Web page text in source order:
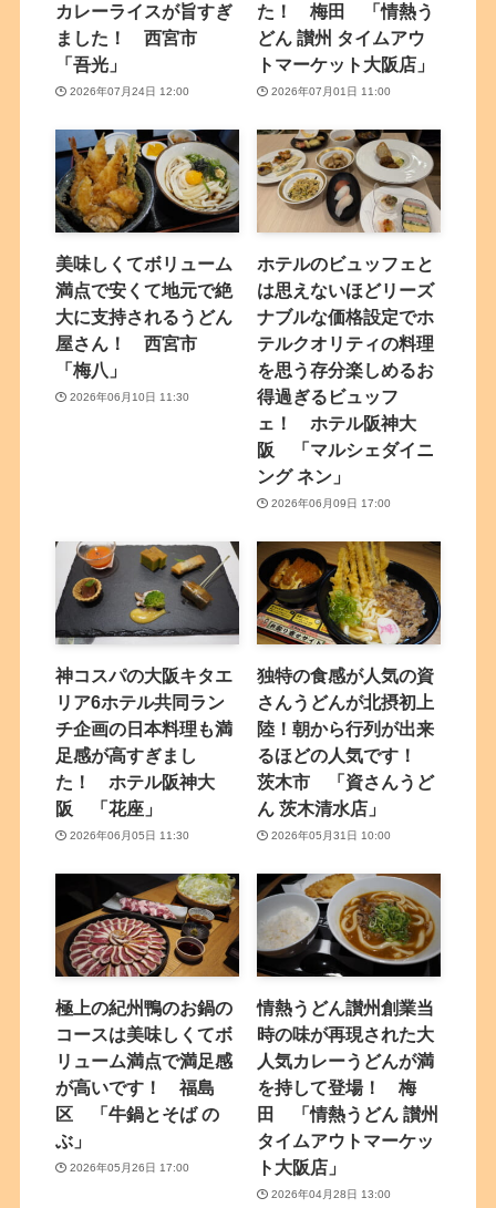
カレーライスが旨すぎ
ました！ 西宮市
「吾光」
2026年07月24日 12:00
た！ 梅田 「情熱う
どん 讃州 タイムアウ
トマーケット大阪店」
2026年07月01日 11:00
美味しくてボリューム
満点で安くて地元で絶
大に支持されるうどん
屋さん！ 西宮市
「梅八」
2026年06月10日 11:30
ホテルのビュッフェと
は思えないほどリーズ
ナブルな価格設定でホ
テルクオリティの料理
を思う存分楽しめるお
得過ぎるビュッフ
ェ！ ホテル阪神大
阪 「マルシェダイニ
ング ネン」
2026年06月09日 17:00
神コスパの大阪キタエ
リア6ホテル共同ラン
チ企画の日本料理も満
足感が高すぎまし
た！ ホテル阪神大
阪 「花座」
2026年06月05日 11:30
独特の食感が人気の資
さんうどんが北摂初上
陸！朝から行列が出来
るほどの人気です！
茨木市 「資さんうど
ん 茨木清水店」
2026年05月31日 10:00
極上の紀州鴨のお鍋の
コースは美味しくてボ
リューム満点で満足感
が高いです！ 福島
区 「牛鍋とそば の
ぶ」
2026年05月26日 17:00
情熱うどん讃州創業当
時の味が再現された大
人気カレーうどんが満
を持して登場！ 梅
田 「情熱うどん 讃州
タイムアウトマーケッ
ト大阪店」
2026年04月28日 13:00